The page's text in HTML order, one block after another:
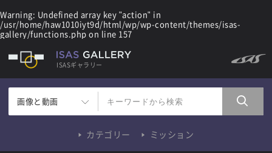
Warning: Undefined array key "action" in
/usr/home/haw1010iyt9d/html/wp/wp-content/themes/isas-
gallery/functions.php on line 157
ISASギャラリー
画像と動画
カテゴリー ミッション